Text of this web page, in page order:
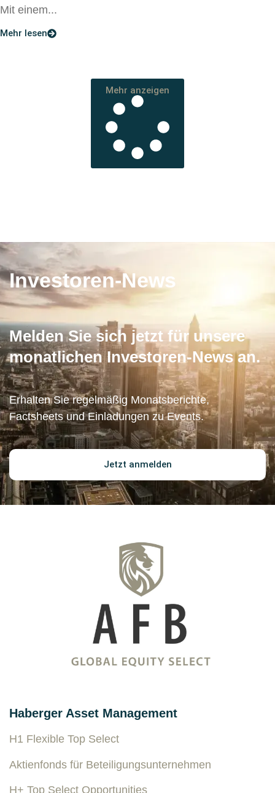
Mit einem...
Mehr lesen
Mehr anzeigen
Investoren-News
Melden Sie sich jetzt für unsere
monatlichen Investoren-News an.
Erhalten Sie regelmäßig Monatsberichte,
Factsheets und Einladungen zu Events.
Jetzt anmelden
Haberger Asset Management
H1 Flexible Top Select
Aktienfonds für Beteiligungsunternehmen
H+ Top Select Opportunities